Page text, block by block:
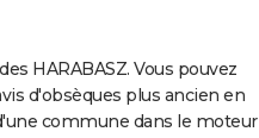
HARABASZ. Vous pouvez
d'obsèques plus ancien en
commune dans le moteur